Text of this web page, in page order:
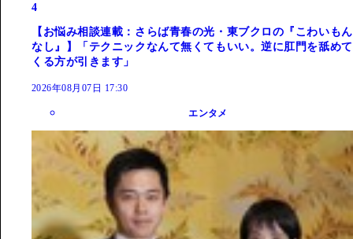
4
【お悩み相談連載：さらば青春の光・東ブクロの『こわいもん
なし』】「テクニックなんて無くてもいい。逆に肛門を舐めて
くる方が引きます」
2026年08月07日 17:30
エンタメ